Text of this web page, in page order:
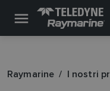
Raymarine I nostri